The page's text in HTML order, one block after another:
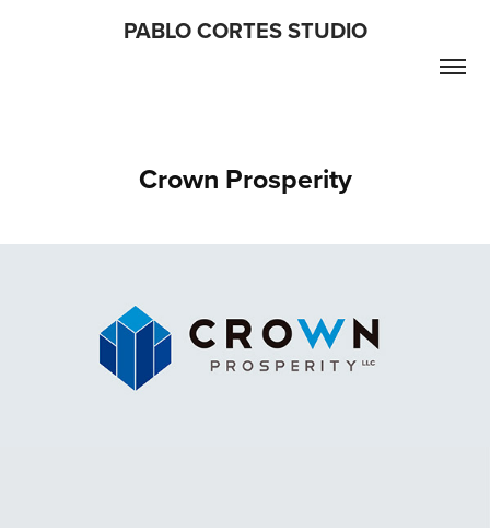
PABLO CORTES STUDIO
Crown Prosperity